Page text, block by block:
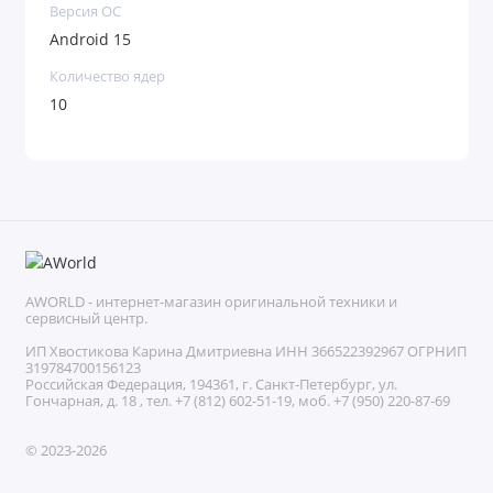
фотографировать? Тройная камера с главным
сенсором на 50 Мп, оптической стабилизацией
детали, сделав ночные снимки яркими, четкими и
без лишних шумов.
Dynamic AMOLED 2X. Плавная частота обновления
Версия ОС
Android 15
Количество ядер
10
AWORLD - интернет-магазин оригинальной техники и
сервисный центр.
ИП Хвостикова Карина Дмитриевна ИНН 366522392967 ОГРНИП
319784700156123
Российская Федерация, 194361, г. Санкт-Петербург, ул.
Гончарная, д. 18 , тел. +7 (812) 602-51-19, моб. +7 (950) 220-87-69
© 2023-2026